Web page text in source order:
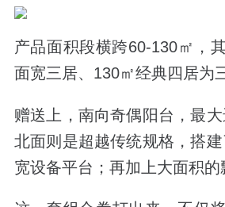
产品面积段横跨60-130㎡，
面宽三居、130㎡经典四居为
赠送上，南向奇偶阳台，最大
北面则是超越传统规格，搭
宽设备平台；再加上大面积的